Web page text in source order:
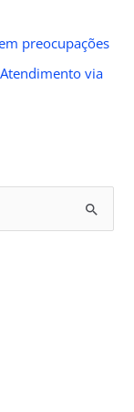
preocupações
via